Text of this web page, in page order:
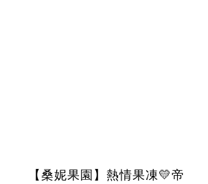
【桑妮果園】熱情果凍💛帝